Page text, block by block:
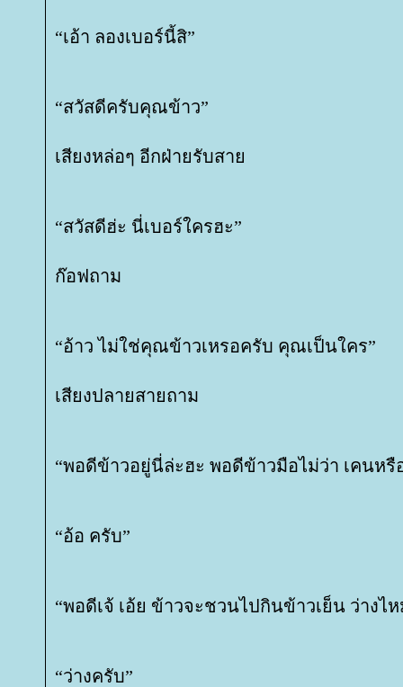
“เอ้า ลองเบอร์นี้สิ”
“สวัสดีครับคุณข้าว”
เสียงหล่อๆ อีกฝ่ายรับสา
“สวัสดีฮ่ะ นี่เบอร์ใครฮะ”
ก๊อฟถาม
“อ้าว ไม่ใช่คุณข้าวเหรอครับ คุณเป็นใคร”
เสียงปลายสายถาม
“พอดีข้าวอยู่นี่ล่ะฮะ พอดีข้าวมือไม่ว่า เคนหรื
“อ้อ ครับ”
“พอดีเจ้ เอ้ย ข้าวจะชวนไปกินข้าวเย็น ว่างไห
“ว่างครับ”